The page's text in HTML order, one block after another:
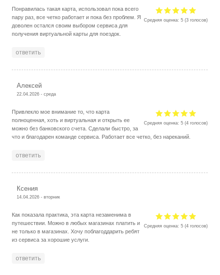
Средняя оценка:5 (3 голосов)
Понравилась такая карта, использовал пока всего
пару раз, все четко работает и пока без проблем. Я
доволен остался своим выбором сервиса для
получения виртуальной карты для поездок.
ответить
Алексей
22.04.2026 - среда
Средняя оценка:5 (4 голосов)
Привлекло мое внимание то, что карта
полноценная, хоть и виртуальная и открыть ее
можно без банковского счета. Сделали быстро, за
что и благодарен команде сервиса. Работает все четко, без нареканий.
ответить
Ксения
14.04.2026 - вторник
Средняя оценка:5 (4 голосов)
Как показала практика, эта карта незаменима в
путешествии. Можно в любых магазинах платить и
не только в магазинах. Хочу поблагоддарить ребят
из сервиса за хорошие услуги.
ответить